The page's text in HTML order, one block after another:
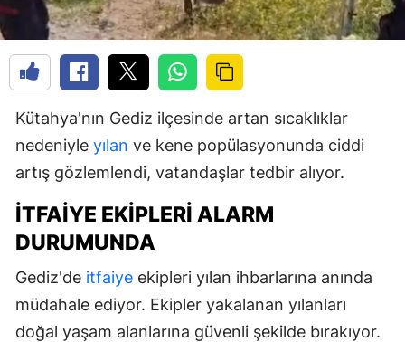
Kütahya'nın Gediz ilçesinde artan sıcaklıklar
nedeniyle yılan ve kene popülasyonunda ciddi
artış gözlemlendi, vatandaşlar tedbir alıyor.
İTFAIYE EKIPLERI ALARM
DURUMUNDA
Gediz'de itfaiye ekipleri yılan ihbarlarına anında
müdahale ediyor. Ekipler yakalanan yılanları
doğal yaşam alanlarına güvenli şekilde bırakıyor.